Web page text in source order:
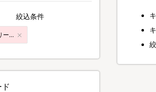
絞込条件
ランジェリー・女性下着